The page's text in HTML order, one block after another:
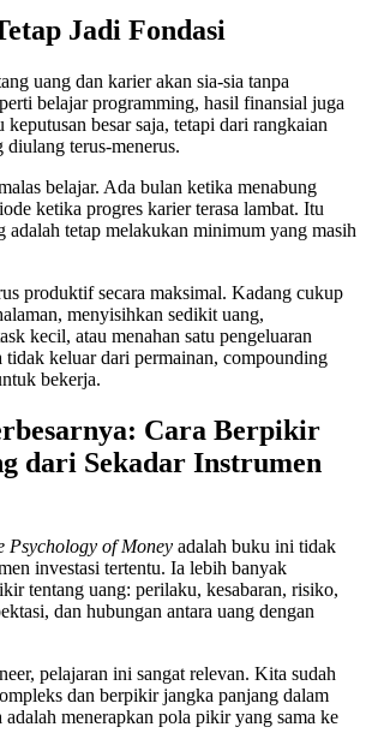
Jadi Fondasi
uang dan karier akan sia-sia tanpa
belajar programming, hasil finansial juga
keputusan besar saja, tetapi dari rangkaian
terus-menerus.
belajar. Ada bulan ketika menabung
ketika progres karier terasa lambat. Itu
adalah tetap melakukan minimum yang masih
produktif secara maksimal. Kadang cukup
menyisihkan sedikit uang,
kecil, atau menahan satu pengeluaran
keluar dari permainan, compounding
bekerja.
Cara Berpikir
dari Sekadar Instrumen
Psychology of Money adalah buku ini tidak
investasi tertentu. Ia lebih banyak
tentang uang: perilaku, kesabaran, risiko,
dan hubungan antara uang dengan
pelajaran ini sangat relevan. Kita sudah
dan berpikir jangka panjang dalam
adalah menerapkan pola pikir yang sama ke